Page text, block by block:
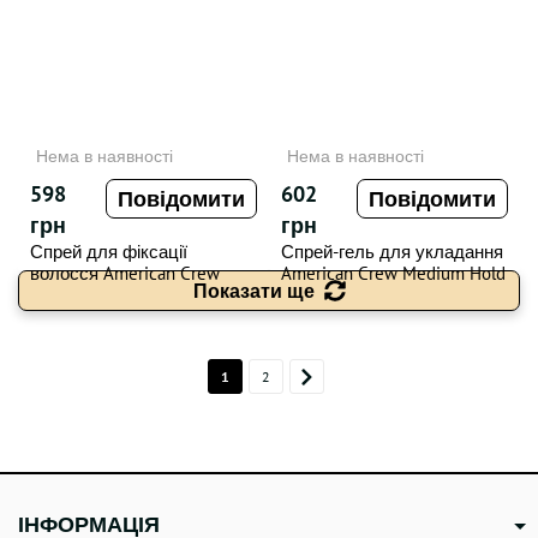
Нема в наявності
598
грн
Повідомити
Спрей для фіксації
волосся American Crew
Finishing Spray , 200 мл
Нема в наявності
602
грн
Повідомити
Спрей-гель для укладання
American Crew Medium Hold
Spray Gel 250ml
Показати ще
1 2
ІНФОРМАЦІЯ